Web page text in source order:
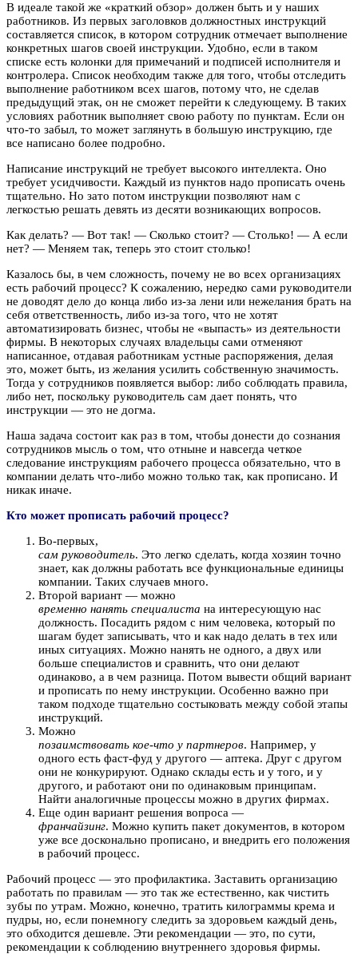
В идеале такой же «краткий обзор» должен быть и у наших
работников. Из первых заголовков должностных инструкций
составляется список, в котором сотрудник отмечает выполнение
конкретных шагов своей инструкции. Удобно, если в таком
списке есть колонки для примечаний и подписей исполнителя и
контролера. Список необходим также для того, чтобы отследить
выполнение работником всех шагов, потому что, не сделав
предыдущий этак, он не сможет перейти к следующему. В таких
условиях работник выполняет свою работу по пунктам. Если он
что-то забыл, то может заглянуть в большую инструкцию, где
все написано более подробно.
Написание инструкций не требует высокого интеллекта. Оно
требует усидчивости. Каждый из пунктов надо прописать очень
тщательно. Но зато потом инструкции позволяют нам с
легкостью решать девять из десяти возникающих вопросов.
Как делать? — Вот так! — Сколько стоит? — Столько! — А если
нет? — Меняем так, теперь это стоит столько!
Казалось бы, в чем сложность, почему не во всех организациях
есть рабочий процесс? К сожалению, нередко сами руководители
не доводят дело до конца либо из-за лени или нежелания брать на
себя ответственность, либо из-за того, что не хотят
автоматизировать бизнес, чтобы не «выпасть» из деятельности
фирмы. В некоторых случаях владельцы сами отменяют
написанное, отдавая работникам устные распоряжения, делая
это, может быть, из желания усилить собственную значимость.
Тогда у сотрудников появляется выбор: либо соблюдать правила,
либо нет, поскольку руководитель сам дает понять, что
инструкции — это не догма.
Наша задача состоит как раз в том, чтобы донести до сознания
сотрудников мысль о том, что отныне и навсегда четкое
следование инструкциям рабочего процесса обязательно, что в
компании делать что-либо можно только так, как прописано. И
никак иначе.
Кто может прописать рабочий процесс?
Во-первых,
сам руководитель. Это легко сделать, когда хозяин точно
знает, как должны работать все функциональные единицы
компании. Таких случаев много.
Второй вариант — можно
временно нанять специалиста на интересующую нас
должность. Посадить рядом с ним человека, который по
шагам будет записывать, что и как надо делать в тех или
иных ситуациях. Можно нанять не одного, а двух или
больше специалистов и сравнить, что они делают
одинаково, а в чем разница. Потом вывести общий вариант
и прописать по нему инструкции. Особенно важно при
таком подходе тщательно состыковать между собой этапы
инструкций.
Можно
позаимствовать кое-что у партнеров. Например, у
одного есть фаст-фуд у другого — аптека. Друг с другом
они не конкурируют. Однако склады есть и у того, и у
другого, и работают они по одинаковым принципам.
Найти аналогичные процессы можно в других фирмах.
Еще один вариант решения вопроса —
франчайзинг. Можно купить пакет документов, в котором
уже все досконально прописано, и внедрить его положения
в рабочий процесс.
Рабочий процесс — это профилактика. Заставить организацию
работать по правилам — это так же естественно, как чистить
зубы по утрам. Можно, конечно, тратить килограммы крема и
пудры, но, если понемногу следить за здоровьем каждый день,
это обходится дешевле. Эти рекомендации — это, по сути,
рекомендации к соблюдению внутреннего здоровья фирмы.